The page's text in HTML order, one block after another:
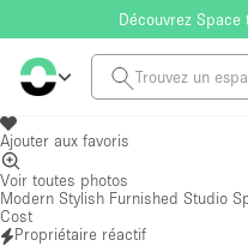
Découvrez
Ajouter aux favoris
Voir toutes photos
Modern Stylish Furnished Studio
Cost
Propriétaire réactif